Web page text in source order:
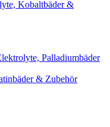
Kobaltbäder &
Palladiumbäder
& Zubehör